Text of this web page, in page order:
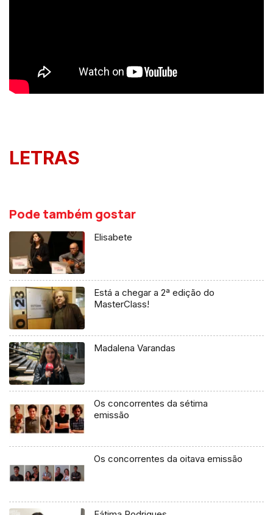
LETRAS
Pode também gostar
Elisabete
Está a chegar a 2ª edição do
MasterClass!
Madalena Varandas
Os concorrentes da sétima
emissão
Os concorrentes da oitava emissão